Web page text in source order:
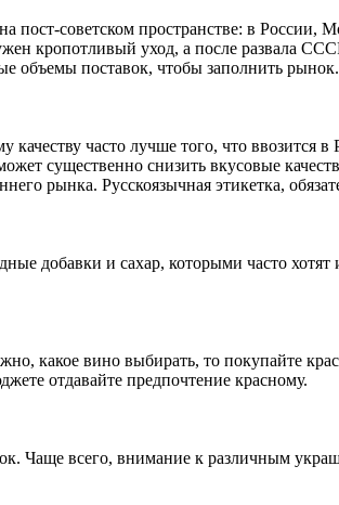
пост-советском пространстве: в
кропотливый уход, а после развала
объемы поставок, чтобы заполнить рынок.
часто лучше того, что ввозится
существенно снизить вкусовые
рынка. Русскоязычная этикетка,
добавки и сахар, которыми часто
какое вино выбирать, то покупайте
отдавайте предпочтение красному.
Чаще всего, внимание к различным